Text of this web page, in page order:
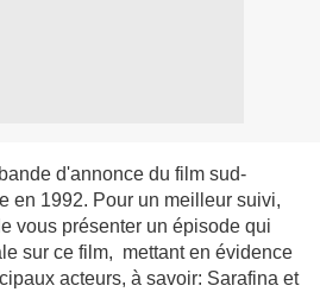
d'annonce du film sud-
en 1992. Pour un meilleur suivi,
vous présenter un épisode qui
sur ce film, mettant en évidence
acteurs, à savoir: Sarafina et